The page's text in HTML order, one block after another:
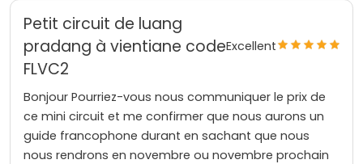
Petit circuit de luang
pradang à vientiane code
FLVC2
Excellent
Bonjour Pourriez-vous nous communiquer le prix de
ce mini circuit et me confirmer que nous aurons un
guide francophone durant en sachant que nous
nous rendrons en novembre ou novembre prochain